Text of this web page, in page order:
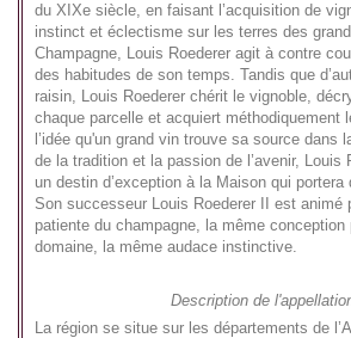
du XIXe siècle, en faisant l’acquisition de
instinct et éclectisme sur les terres des
Champagne, Louis Roederer agit à contre
des habitudes de son temps. Tandis que
raisin, Louis Roederer chérit le vignoble,
chaque parcelle et acquiert méthodiquement
l’idée qu'un grand vin trouve sa source dans
de la tradition et la passion de l’avenir, Louis
un destin d’exception à la Maison qui portera
Son successeur Louis Roederer II est animé
patiente du champagne, la même conception
domaine, la même audace instinctive.
Description de
La région se situe sur les départements de